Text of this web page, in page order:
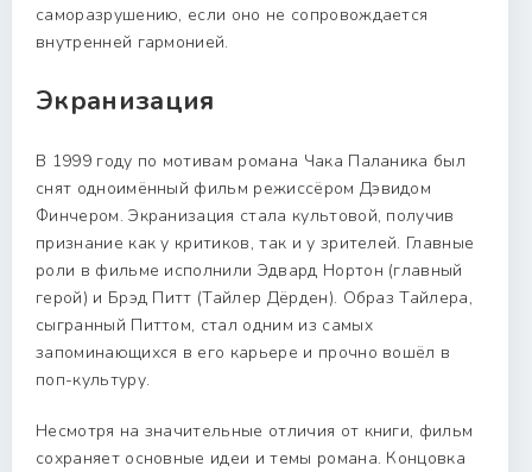
саморазрушению, если оно не сопровождается
внутренней гармонией.
Экранизация
В 1999 году по мотивам романа Чака Паланика был
снят одноимённый фильм режиссёром Дэвидом
Финчером. Экранизация стала культовой, получив
признание как у критиков, так и у зрителей. Главные
роли в фильме исполнили Эдвард Нортон (главный
герой) и Брэд Питт (Тайлер Дёрден). Образ Тайлера,
сыгранный Питтом, стал одним из самых
запоминающихся в его карьере и прочно вошёл в
поп-культуру.
Несмотря на значительные отличия от книги, фильм
сохраняет основные идеи и темы романа. Концовка